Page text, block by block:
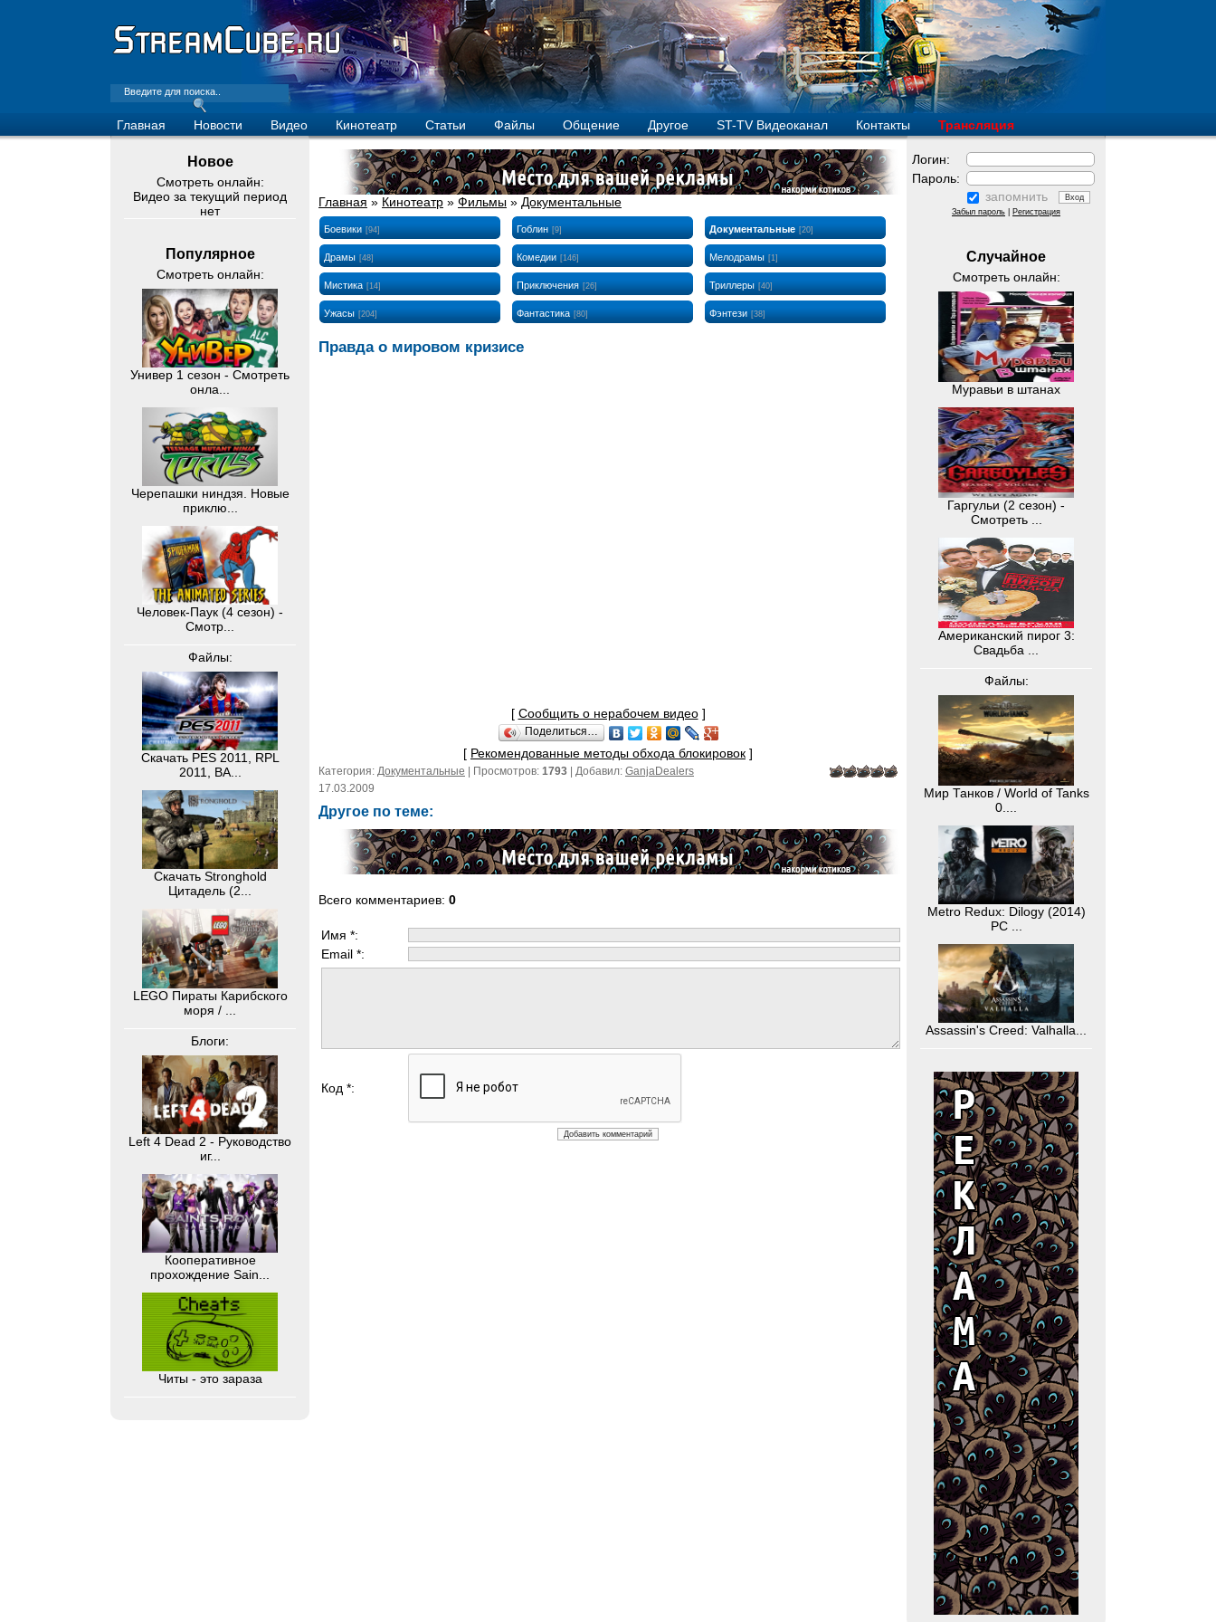
Главная Новости Видео Кинотеатр Статьи Файлы Общение Другое ST-TV Видеоканал Контакты Трансляция
Новое
Смотреть онлайн:
Видео за текущий период
нет
Популярное
Смотреть онлайн:
Универ 1 сезон - Смотреть
онла...
Черепашки ниндзя. Новые
приклю...
Человек-Паук (4 сезон) -
Смотр...
Файлы:
Скачать PES 2011, RPL
2011, BA...
Скачать Stronghold
Цитадель (2...
LEGO Пираты Карибского
моря / ...
Блоги:
Left 4 Dead 2 - Руководство
иг...
Кооперативное
прохождение Sain...
Читы - это зараза
Логин:
Пароль:
запомнить
Забыл пароль Регистрация
Случайное
Смотреть онлайн:
Муравьи в штанах
Гаргульи (2 сезон) -
Смотреть ...
Американский пирог 3:
Свадьба ...
Файлы:
Мир Танков / World of Tanks
0....
Metro Redux: Dilogy (2014)
PC ...
Assassin's Creed: Valhalla...
Главная » Кинотеатр » Фильмы » Документальные
Боевики [94] Гоблин [9] Документальные [20]
Драмы [48] Комедии [146] Мелодрамы [1]
Мистика [14] Приключения [26] Триллеры [40]
Ужасы [204] Фантастика [80] Фэнтези [38]
Правда о мировом кризисе
[ Сообщить о нерабочем видео]
Поделиться…
[ Рекомендованные методы обхода блокировок ]
Категория: Документальные | Просмотров: 1793 | Добавил: GanjaDealers
17.03.2009
Другое по теме:
Всего комментариев: 0
Имя *:
Email *:
Код *: